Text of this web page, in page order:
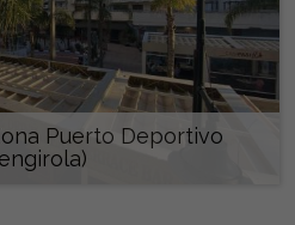
Puerto Deportivo